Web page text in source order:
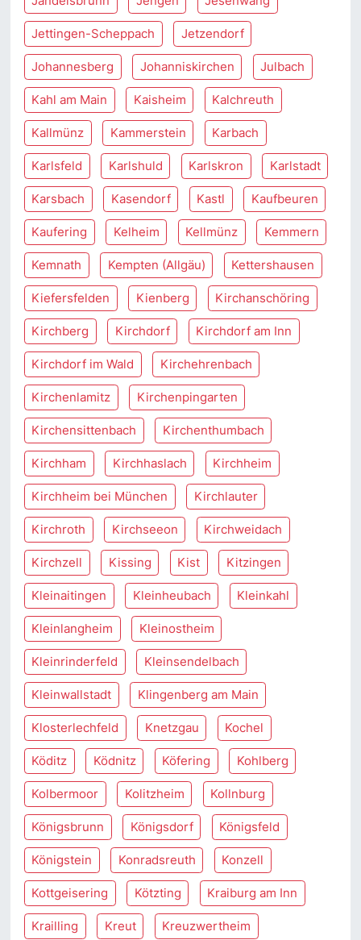
Jettingen-Scheppach Jetzendorf
Johannesberg Johanniskirchen Julbach
Kahl am Main Kaisheim Kalchreuth
Kallmünz Kammerstein Karbach
Karlsfeld Karlshuld Karlskron Karlstadt
Karsbach Kasendorf Kastl Kaufbeuren
Kaufering Kelheim Kellmünz Kemmern
Kemnath Kempten (Allgäu) Kettershausen
Kiefersfelden Kienberg Kirchanschöring
Kirchberg Kirchdorf Kirchdorf am Inn
Kirchdorf im Wald Kirchehrenbach
Kirchenlamitz Kirchenpingarten
Kirchensittenbach Kirchenthumbach
Kirchham Kirchhaslach Kirchheim
Kirchheim bei München Kirchlauter
Kirchroth Kirchseeon Kirchweidach
Kirchzell Kissing Kist Kitzingen
Kleinaitingen Kleinheubach Kleinkahl
Kleinlangheim Kleinostheim
Kleinrinderfeld Kleinsendelbach
Kleinwallstadt Klingenberg am Main
Klosterlechfeld Knetzgau Kochel
Köditz Ködnitz Köfering Kohlberg
Kolbermoor Kolitzheim Kollnburg
Königsbrunn Königsdorf Königsfeld
Königstein Konradsreuth Konzell
Kottgeisering Kötzting Kraiburg am Inn
Krailling Kreut Kreuzwertheim